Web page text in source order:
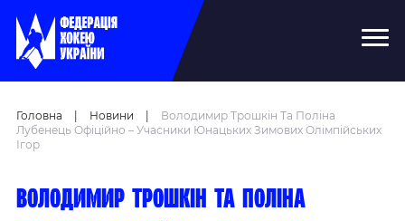
Головна Новини
Володимир Трошкін Та Поліна
Лубенець Офіційно – Учасники Юнацьких Зимових Олімпійських
Ігор
Володимир Трошкін та Поліна